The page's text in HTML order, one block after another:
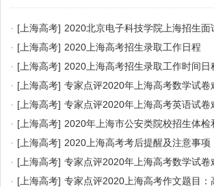
· [上海高考] 2020北京电子科技学院上海招生
· [上海高考] 2020上海高考招生录取工作日程
· [上海高考] 2020上海高考招生录取工作时间日
· [上海高考] 专家点评2020年上海高考数学试卷
· [上海高考] 专家点评2020年上海高考英语试卷
· [上海高考] 2020年上海市公安类院校招生体
· [上海高考] 2020上海高考考后提醒及注意事项
· [上海高考] 专家点评2020年上海高考数学试卷
· [上海高考] 专家点评2020上海高考作文题目